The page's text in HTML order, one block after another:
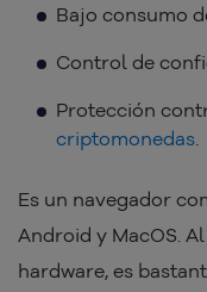
Bajo consumo
Control de
Protección
criptomonedas
Es un navegador
Android y MacOS.
hardware, es